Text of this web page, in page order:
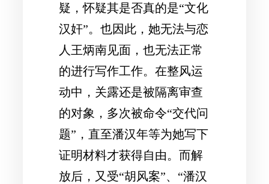
疑，怀疑其是否真的是“文化
汉奸”。也因此，她无法与恋
人王炳南见面，也无法正常
的进行写作工作。在整风运
动中，关露还是被隔离审查
的对象，多次被命令“交代问
题”，直至潘汉年等为她写下
证明材料才获得自由。而解
放后，又受“胡风案”、“潘汉